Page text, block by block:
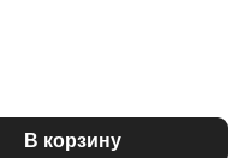
В корзину